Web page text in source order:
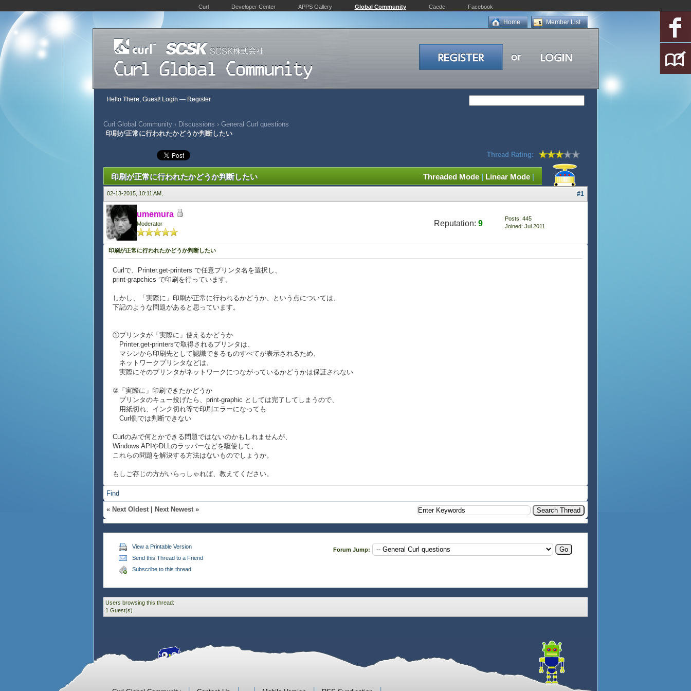
Curl Developer Center APPS Gallery Global Community Caede Facebook
Member List
Home
Hello There, Guest! Login — Register
Curl Global Community › Discussions › General Curl questions
印刷が正常に行われたかどうか判断したい
Thread Rating:
Threaded Mode | Linear Mode |
印刷が正常に行われたかどうか判断したい
02-13-2015, 10:11 AM, #1
umemura
Moderator Reputation: 9
Posts: 445
Joined: Jul 2011
印刷が正常に行われたかどうか判断したい
Curlで、Printer.get-printers で任意プリンタ名を選択し、
print-grapchics で印刷を行っています。
しかし、「実際に」印刷が正常に行われるかどうか、という点については、
下記のような問題があると思っています。
①プリンタが「実際に」使えるかどうか
Printer.get-printersで取得されるプリンタは、
マシンから印刷先として認識できるものすべてが表示されるため、
ネットワークプリンタなどは、
実際にそのプリンタがネットワークにつながっているかどうかは保証されない
②「実際に」印刷できたかどうか
プリンタのキュー投げたら、print-graphic としては完了してしまうので、
用紙切れ、インク切れ等で印刷エラーになっても
Curl側では判断できない
Curlのみで何とかできる問題ではないのかもしれませんが、
Windows APIやDLLのラッパーなどを駆使して、
これらの問題を解決する方法はないものでしょうか。
もしご存じの方がいらっしゃれば、教えてください。
Find
« Next Oldest Next Newest »
View a Printable Version
Send this Thread to a Friend
Subscribe to this thread
Forum Jump:
Users browsing this thread:
1 Guest(s)